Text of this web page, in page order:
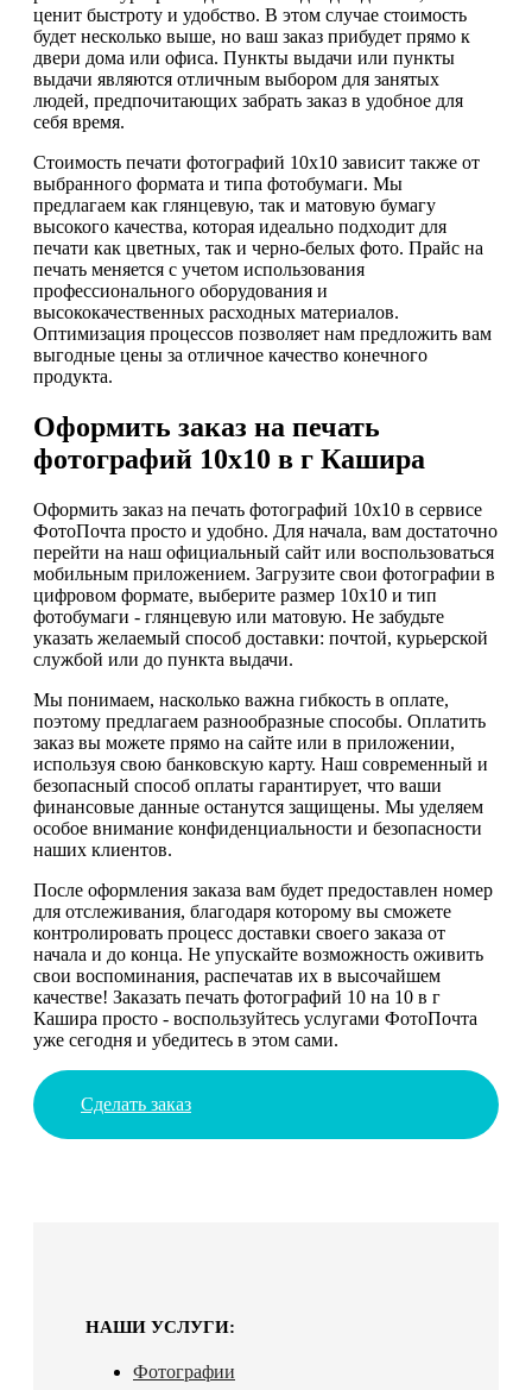
ценит быстроту и удобство. В этом случае стоимость
будет несколько выше, но ваш заказ прибудет прямо к
двери дома или офиса. Пункты выдачи или пункты
выдачи являются отличным выбором для занятых
людей, предпочитающих забрать заказ в удобное для
себя время.
Стоимость печати фотографий 10x10 зависит также от
выбранного формата и типа фотобумаги. Мы
предлагаем как глянцевую, так и матовую бумагу
высокого качества, которая идеально подходит для
печати как цветных, так и черно-белых фото. Прайс на
печать меняется с учетом использования
профессионального оборудования и
высококачественных расходных материалов.
Оптимизация процессов позволяет нам предложить вам
выгодные цены за отличное качество конечного
продукта.
Оформить заказ на печать
фотографий 10х10 в г Кашира
Оформить заказ на печать фотографий 10х10 в сервисе
ФотоПочта просто и удобно. Для начала, вам достаточно
перейти на наш официальный сайт или воспользоваться
мобильным приложением. Загрузите свои фотографии в
цифровом формате, выберите размер 10х10 и тип
фотобумаги - глянцевую или матовую. Не забудьте
указать желаемый способ доставки: почтой, курьерской
службой или до пункта выдачи.
Мы понимаем, насколько важна гибкость в оплате,
поэтому предлагаем разнообразные способы. Оплатить
заказ вы можете прямо на сайте или в приложении,
используя свою банковскую карту. Наш современный и
безопасный способ оплаты гарантирует, что ваши
финансовые данные останутся защищены. Мы уделяем
особое внимание конфиденциальности и безопасности
наших клиентов.
После оформления заказа вам будет предоставлен номер
для отслеживания, благодаря которому вы сможете
контролировать процесс доставки своего заказа от
начала и до конца. Не упускайте возможность оживить
свои воспоминания, распечатав их в высочайшем
качестве! Заказать печать фотографий 10 на 10 в г
Кашира просто - воспользуйтесь услугами ФотоПочта
уже сегодня и убедитесь в этом сами.
Сделать заказ
НАШИ УСЛУГИ:
Фотографии